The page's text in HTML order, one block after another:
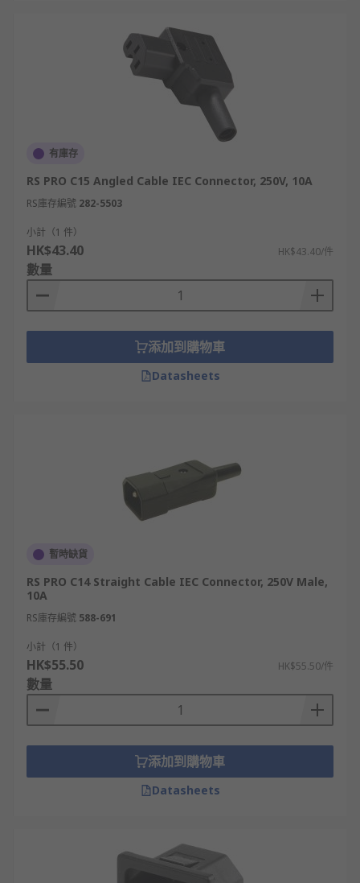
有庫存
RS PRO C15 Angled Cable IEC Connector, 250V, 10A
RS庫存編號 282-5503
小計（1 件）
HK$43.40 HK$43.40/件
數量
添加到購物車
Datasheets
暫時缺貨
RS PRO C14 Straight Cable IEC Connector, 250V Male,
10A
RS庫存編號 588-691
小計（1 件）
HK$55.50 HK$55.50/件
數量
添加到購物車
Datasheets